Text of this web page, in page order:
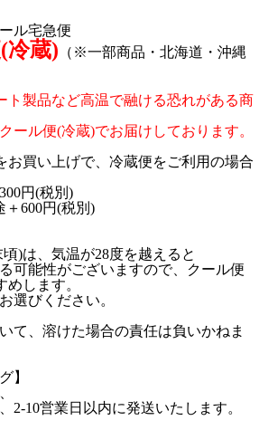
ル宅急便
冷蔵) （※一部商品・北海道・沖縄
ト製品など高温で融ける恐れがある商
ール便(冷蔵)でお届けしております。
お買い上げで、冷蔵便をご利用の場合
円(税別)
＋600円(税別)
)は、気温が28度を越えると
可能性がございますので、クール便
します。
選びください。
て、溶けた場合の責任は負いかねま
】
2-10営業日以内に発送いたします。